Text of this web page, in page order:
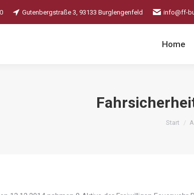
Gutenbergstraße 3, 93133 Burglengenfeld info@ff-
Home
Sie
Start